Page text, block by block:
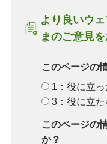
より良いウ
まのご意見
このページの
1：役に立っ
3：役に立た
このページの
か？